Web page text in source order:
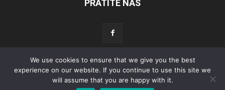
PRATITE NAS
Početna Aktualno Test Tehnika Servis Tuning
Sport
Lifestyle
Povijest
We use cookies to ensure that we give you the best
experience on our website. If you continue to use this site we
will assume that you are happy with it.